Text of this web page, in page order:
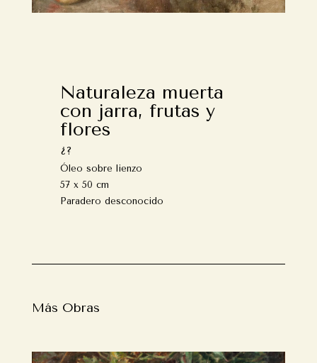
Naturaleza muerta
con jarra, frutas y
flores
¿?
Óleo sobre lienzo
57 x 50 cm
Paradero desconocido
Más Obras